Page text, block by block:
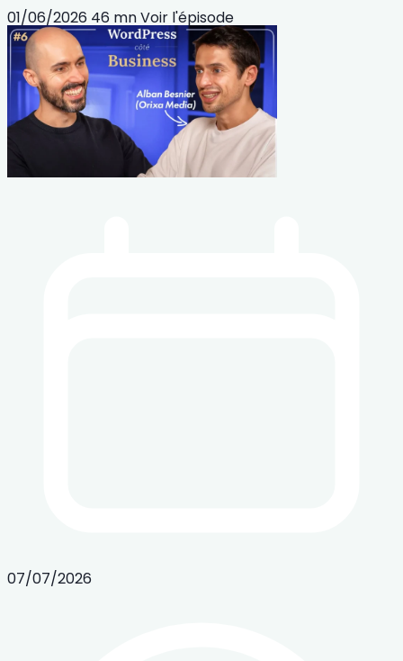
01/06/2026 46 mnVoir l'épisode
07/07/2026